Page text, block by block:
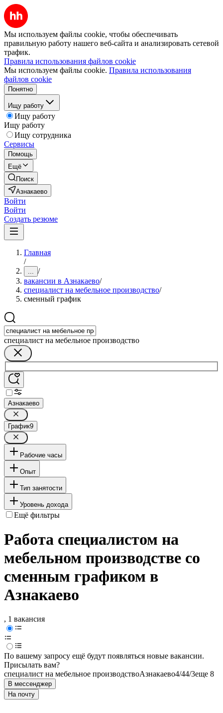
Мы используем файлы cookie, чтобы обеспечивать
правильную работу нашего веб-сайта и анализировать сетевой
трафик.
Правила использования файлов cookie
Мы используем файлы cookie. Правила использования
файлов cookie
Понятно
Ищу работу
Ищу работу
Ищу работу
Ищу сотрудника
Сервисы
Помощь
Ещё
Поиск
Азнакаево
Войти
Войти
Создать резюме
Главная
/
... /
вакансии в Азнакаево/
специалист на мебельное производство/
сменный график
специалист на мебельное производство
Азнакаево
График9
Рабочие часы
Опыт
Тип занятости
Уровень дохода
Ещё фильтры
Работа специалистом на
мебельном производстве со
сменным графиком в
Азнакаево
, 1 вакансия
По вашему запросу ещё будут появляться новые вакансии.
Присылать вам?
специалист на мебельное производствоАзнакаево4/44/3еще 8
В мессенджер
На почту